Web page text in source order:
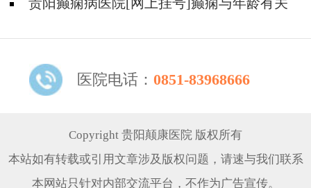
患病呢?
贵阳癫痫病医院[网上挂号]癫痫与年龄有关
医院电话： 0851-83968666
Copyright 贵阳颠康医院 版权所有
本站如有转载或引用文章涉及版权问题，请速与我们联系
本网站只针对内部交流平台，不作为广告宣传。